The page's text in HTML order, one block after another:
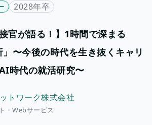
2028年卒
官が語る！】1時間で深まる
」〜今後の時代を生き抜くキャリ
時代の就活研究〜
トワーク株式会社
・Webサービス